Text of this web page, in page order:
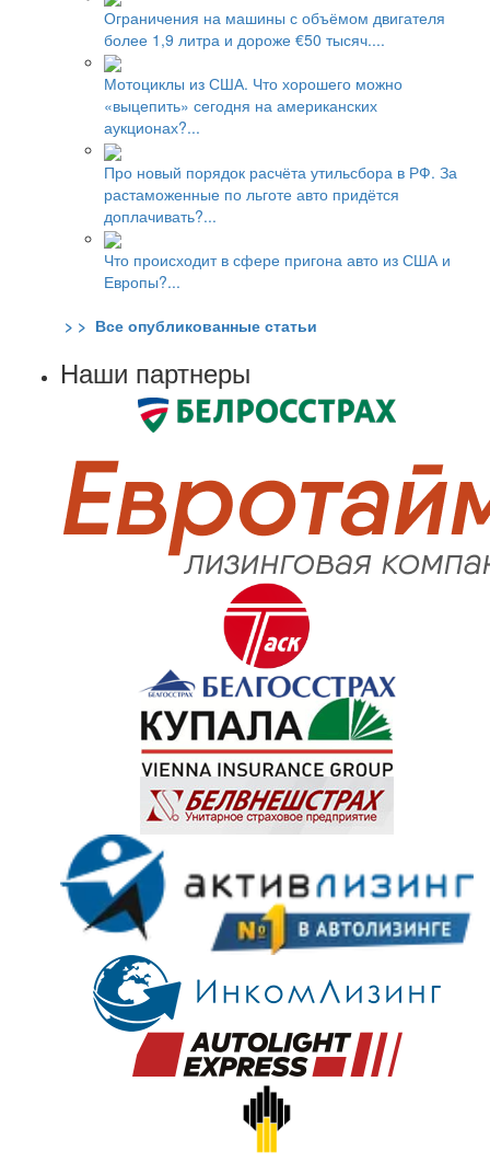
Ограничения на машины с объёмом двигателя
более 1,9 литра и дороже €50 тысяч....
Мотоциклы из США. Что хорошего можно
«выцепить» сегодня на американских
аукционах?...
Про новый порядок расчёта утильсбора в РФ. За
растаможенные по льготе авто придётся
доплачивать?...
Что происходит в сфере пригона авто из США и
Европы?...
> > Все опубликованные статьи
Наши партнеры